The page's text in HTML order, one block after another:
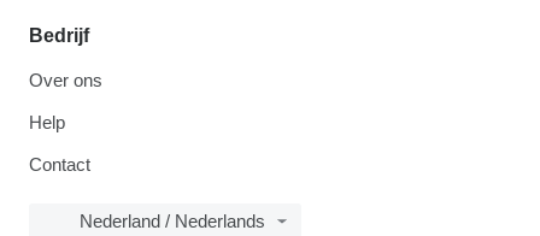
Bedrijf
Over ons
Help
Contact
Nederland / Nederlands